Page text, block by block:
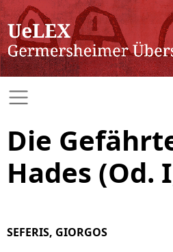
Die
Hades (Od.
SEFERIS, GIORGOS